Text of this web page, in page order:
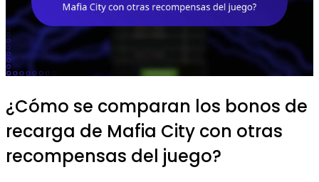
¿Cómo se comparan los bonos de
recarga de Mafia City con otras
recompensas del juego?